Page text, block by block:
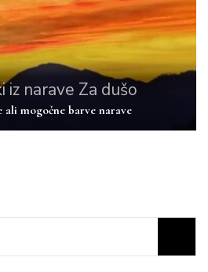
iz narave Za dušo
ali mogočne barve narave